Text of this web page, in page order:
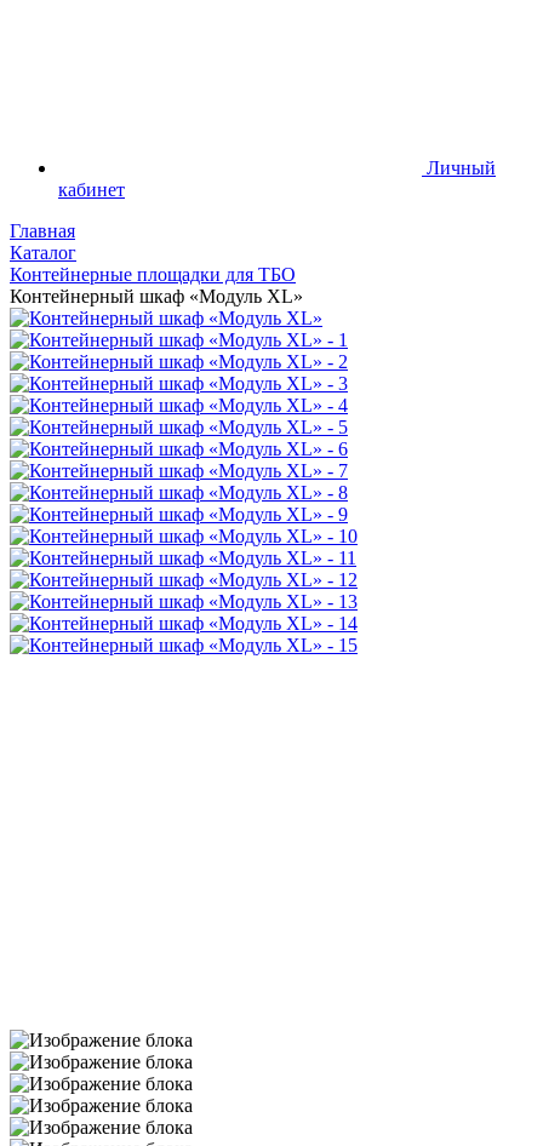
Личный
кабинет
Главная
Каталог
Контейнерные площадки для ТБО
Контейнерный шкаф «Модуль XL»